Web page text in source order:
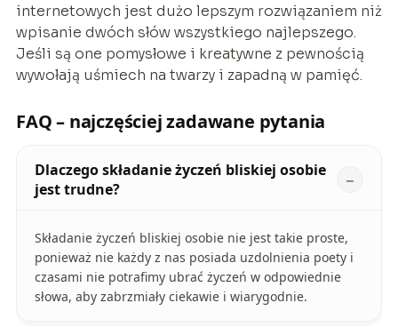
internetowych jest dużo lepszym rozwiązaniem niż
wpisanie dwóch słów wszystkiego najlepszego.
Jeśli są one pomysłowe i kreatywne z pewnością
wywołają uśmiech na twarzy i zapadną w pamięć.
FAQ – najczęściej zadawane pytania
Dlaczego składanie życzeń bliskiej osobie
jest trudne?
Składanie życzeń bliskiej osobie nie jest takie proste,
ponieważ nie każdy z nas posiada uzdolnienia poety i
czasami nie potrafimy ubrać życzeń w odpowiednie
słowa, aby zabrzmiały ciekawie i wiarygodnie.